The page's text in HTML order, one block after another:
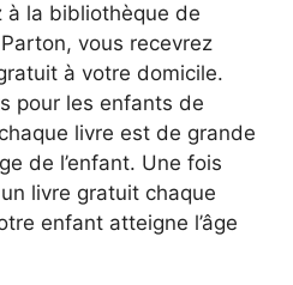
à la bibliothèque de
vous recevrez
à votre domicile.
pour les enfants de
livre est de grande
de l’enfant. Une fois
livre gratuit chaque
enfant atteigne l’âge